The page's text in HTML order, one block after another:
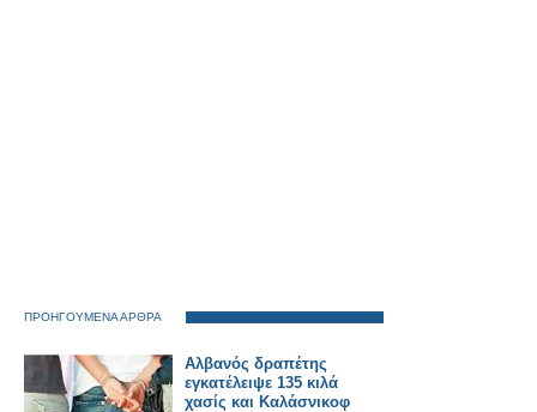
ΠΡΟΗΓΟΥΜΕΝΑ ΑΡΘΡΑ
Αλβανός δραπέτης
εγκατέλειψε 135 κιλά
χασίς και Καλάσνικοφ